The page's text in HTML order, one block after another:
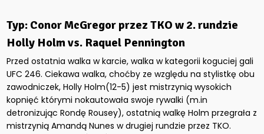
Typ: Conor McGregor przez TKO w 2. rundzie
Holly Holm vs. Raquel Pennington
Przed ostatnia walka w karcie, walka w kategorii koguciej gali
UFC 246. Ciekawa walka, choćby ze względu na stylistkę obu
zawodniczek, Holly Holm(12-5) jest mistrzynią wysokich
kopnięć którymi nokautowała swoje rywalki (m.in
detronizując Rondę Rousey), ostatnią walkę Holm przegrała z
mistrzynią Amandą Nunes w drugiej rundzie przez TKO.